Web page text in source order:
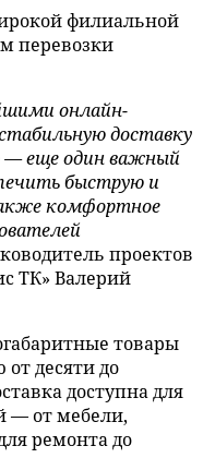
филиальной
перевозки
онлайн-
доставку
— еще один важный
быструю и
комфортное
проектов
ТК» Валерий
товары
от десяти до
доступна для
— от мебели,
ремонта до